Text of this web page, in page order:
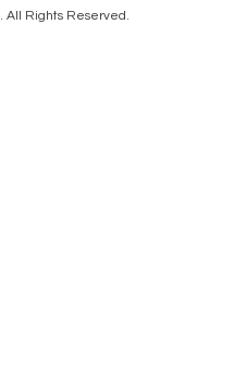
. All Rights Reserved.